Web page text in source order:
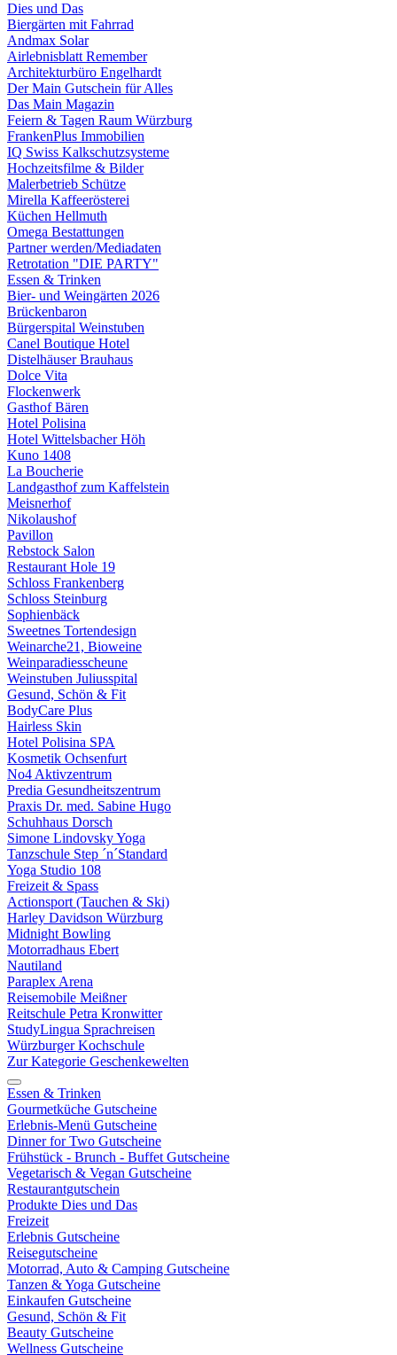
Dies und Das
Biergärten mit Fahrrad
Andmax Solar
Airlebnisblatt Remember
Architekturbüro Engelhardt
Der Main Gutschein für Alles
Das Main Magazin
Feiern & Tagen Raum Würzburg
FrankenPlus Immobilien
IQ Swiss Kalkschutzsysteme
Hochzeitsfilme & Bilder
Malerbetrieb Schütze
Mirella Kaffeerösterei
Küchen Hellmuth
Omega Bestattungen
Partner werden/Mediadaten
Retrotation "DIE PARTY"
Essen & Trinken
Bier- und Weingärten 2026
Brückenbaron
Bürgerspital Weinstuben
Canel Boutique Hotel
Distelhäuser Brauhaus
Dolce Vita
Flockenwerk
Gasthof Bären
Hotel Polisina
Hotel Wittelsbacher Höh
Kuno 1408
La Boucherie
Landgasthof zum Kaffelstein
Meisnerhof
Nikolaushof
Pavillon
Rebstock Salon
Restaurant Hole 19
Schloss Frankenberg
Schloss Steinburg
Sophienbäck
Sweetnes Tortendesign
Weinarche21, Bioweine
Weinparadiesscheune
Weinstuben Juliusspital
Gesund, Schön & Fit
BodyCare Plus
Hairless Skin
Hotel Polisina SPA
Kosmetik Ochsenfurt
No4 Aktivzentrum
Predia Gesundheitszentrum
Praxis Dr. med. Sabine Hugo
Schuhhaus Dorsch
Simone Lindovsky Yoga
Tanzschule Step ´n´Standard
Yoga Studio 108
Freizeit & Spass
Actionsport (Tauchen & Ski)
Harley Davidson Würzburg
Midnight Bowling
Motorradhaus Ebert
Nautiland
Paraplex Arena
Reisemobile Meißner
Reitschule Petra Kronwitter
StudyLingua Sprachreisen
Würzburger Kochschule
Zur Kategorie Geschenkewelten
Essen & Trinken
Gourmetküche Gutscheine
Erlebnis-Menü Gutscheine
Dinner for Two Gutscheine
Frühstück - Brunch - Buffet Gutscheine
Vegetarisch & Vegan Gutscheine
Restaurantgutschein
Produkte Dies und Das
Freizeit
Erlebnis Gutscheine
Reisegutscheine
Motorrad, Auto & Camping Gutscheine
Tanzen & Yoga Gutscheine
Einkaufen Gutscheine
Gesund, Schön & Fit
Beauty Gutscheine
Wellness Gutscheine